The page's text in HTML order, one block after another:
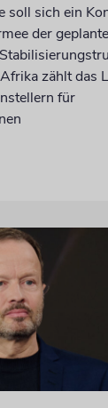
soll sich ein
der
zählt das
für